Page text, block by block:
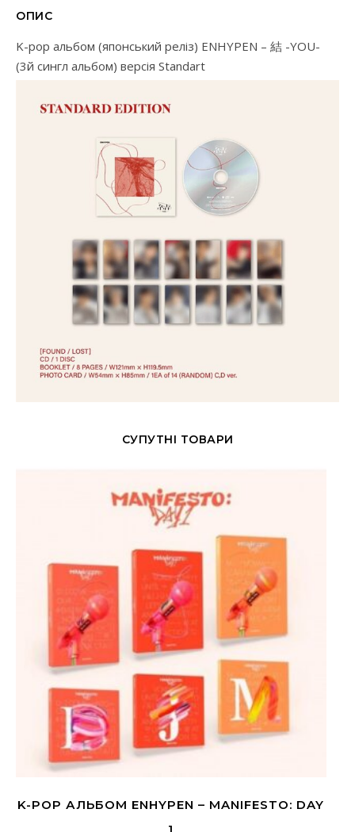
ОПИС
K-pop альбом (японський реліз) ENHYPEN – 結 -YOU-
(3й сингл альбом) версія Standart
СУПУТНІ ТОВАРИ
K-POP АЛЬБОМ ENHYPEN – MANIFESTO: DAY
1